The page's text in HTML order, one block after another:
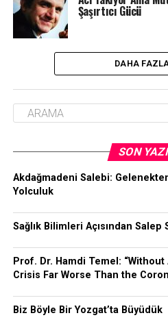
Şaşırtıcı Gücü
DAHA
SON
Akdağmadeni Salebi:
Yolculuk
Sağlık Bilimleri Açısından Salep
Prof. Dr. Hamdi Temel: “Without
Crisis Far Worse Than the
Biz Böyle Bir Yozgat’ta Büyüdük